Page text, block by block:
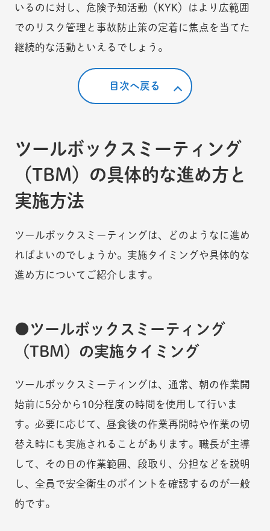
いるのに対し、危険予知活動（KYK）はより広範囲
でのリスク管理と事故防止策の定着に焦点を当てた
継続的な活動といえるでしょう。
目次へ戻る
ツールボックスミーティング
（TBM）の具体的な進め方と
実施方法
ツールボックスミーティングは、どのようなに進め
ればよいのでしょうか。実施タイミングや具体的な
進め方についてご紹介します。
ツールボックスミーティング
（TBM）の実施タイミング
ツールボックスミーティングは、通常、朝の作業開
始前に5分から10分程度の時間を使用して行いま
す。必要に応じて、昼食後の作業再開時や作業の切
替え時にも実施されることがあります。職長が主導
して、その日の作業範囲、段取り、分担などを説明
し、全員で安全衛生のポイントを確認するのが一般
的です。